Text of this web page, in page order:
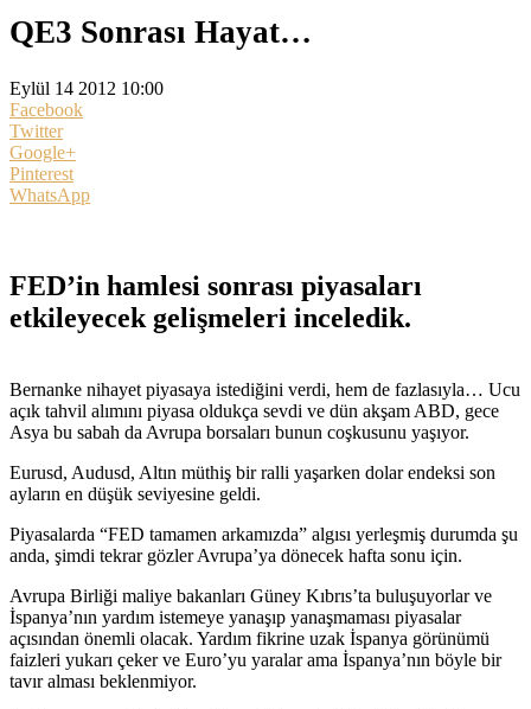
QE3 Sonrası Hayat…
Eylül 14 2012 10:00
Facebook
Twitter
Google+
Pinterest
WhatsApp
FED’in hamlesi sonrası piyasaları
etkileyecek gelişmeleri inceledik.
Bernanke nihayet piyasaya istediğini verdi, hem de fazlasıyla… Ucu
açık tahvil alımını piyasa oldukça sevdi ve dün akşam ABD, gece
Asya bu sabah da Avrupa borsaları bunun coşkusunu yaşıyor.
Eurusd, Audusd, Altın müthiş bir ralli yaşarken dolar endeksi son
ayların en düşük seviyesine geldi.
Piyasalarda “FED tamamen arkamızda” algısı yerleşmiş durumda şu
anda, şimdi tekrar gözler Avrupa’ya dönecek hafta sonu için.
Avrupa Birliği maliye bakanları Güney Kıbrıs’ta buluşuyorlar ve
İspanya’nın yardım istemeye yanaşıp yanaşmaması piyasalar
açısından önemli olacak. Yardım fikrine uzak İspanya görünümü
faizleri yukarı çeker ve Euro’yu yaralar ama İspanya’nın böyle bir
tavır alması beklenmiyor.